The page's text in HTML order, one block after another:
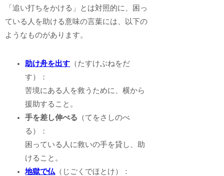
「追い打ちをかける」とは対照的に、困っ
ている人を助ける意味の言葉には、以下の
ようなものがあります。
助け舟を出す （たすけぶねをだ
す）：
苦境にある人を救うために、横から
援助すること。
手を差し伸べる （てをさしのべ
る）：
困っている人に救いの手を貸し、助
けること。
地獄で仏 （じごくでほとけ）：